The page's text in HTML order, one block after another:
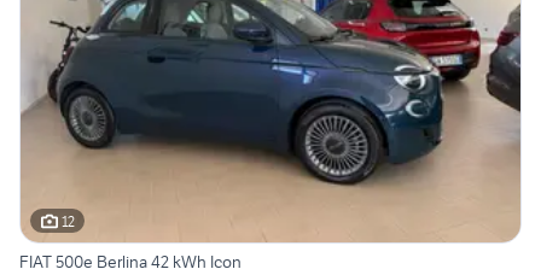
12
FIAT 500e Berlina 42 kWh Icon